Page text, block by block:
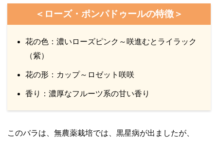
＜ローズ・ポンパドゥールの特徴＞
花の色：濃いローズピンク～咲進むとライラック
（紫）
花の形：カップ～ロゼット咲咲
香り：濃厚なフルーツ系の甘い香り
このバラは、無農薬栽培では、黒星病が出ましたが、